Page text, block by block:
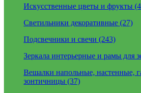
Искусственные цветы и фрукты
Светильники декоративные (27)
Подсвечники и свечи (243)
Зеркала интерьерные и рамы для
Вешалки напольные, настенные,
зонтичницы (37)